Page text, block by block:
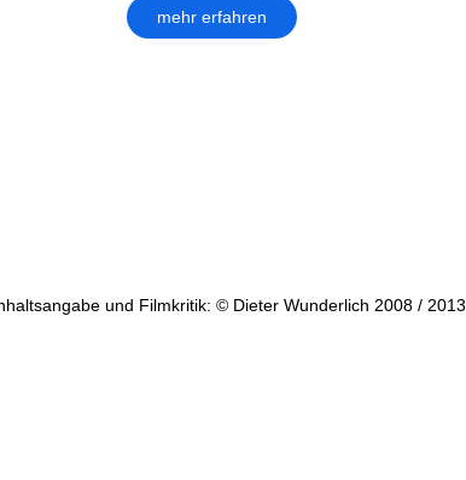
mehr erfahren
und Filmkritik: © Dieter Wunderlich 2008 / 2013